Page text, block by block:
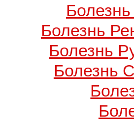
Болезнь
Болезнь
Болезнь